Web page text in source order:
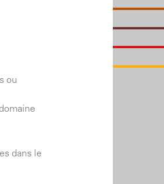
ou
dans le